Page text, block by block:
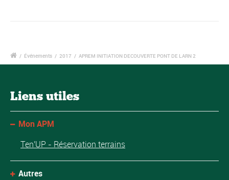
/ Événements / 2017 / APREM INITIATION DECOUVERTE PONT DE LARN 2
Liens utiles
Mon APM
Ten'UP - Réservation terrains
Autres